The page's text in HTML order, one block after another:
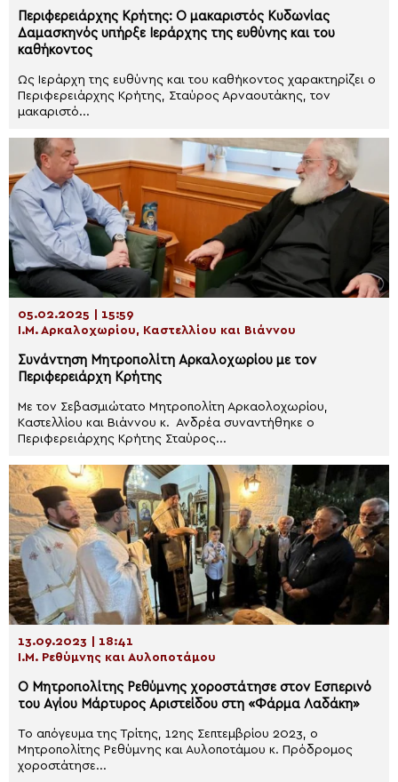
Περιφερειάρχης Κρήτης: Ο μακαριστός Κυδωνίας
Δαμασκηνός υπήρξε Ιεράρχης της ευθύνης και του
καθήκοντος
Ως Ιεράρχη της ευθύνης και του καθήκοντος χαρακτηρίζει ο
Περιφερειάρχης Κρήτης, Σταύρος Αρναουτάκης, τον
μακαριστό...
05.02.2025 | 15:59
Ι.Μ. Αρκαλοχωρίου, Καστελλίου και Βιάννου
Συνάντηση Μητροπολίτη Αρκαλοχωρίου με τον
Περιφερειάρχη Κρήτης
Με τον Σεβασμιώτατο Μητροπολίτη Αρκαολοχωρίου,
Καστελλίου και Βιάννου κ. Ανδρέα συναντήθηκε ο
Περιφερειάρχης Κρήτης Σταύρος...
13.09.2023 | 18:41
Ι.Μ. Ρεθύμνης και Αυλοποτάμου
Ο Μητροπολίτης Ρεθύμνης χοροστάτησε στον Εσπερινό
του Αγίου Μάρτυρος Αριστείδου στη «Φάρμα Λαδάκη»
Το απόγευμα της Τρίτης, 12ης Σεπτεμβρίου 2023, ο
Μητροπολίτης Ρεθύμνης και Αυλοποτάμου κ. Πρόδρομος
χοροστάτησε...